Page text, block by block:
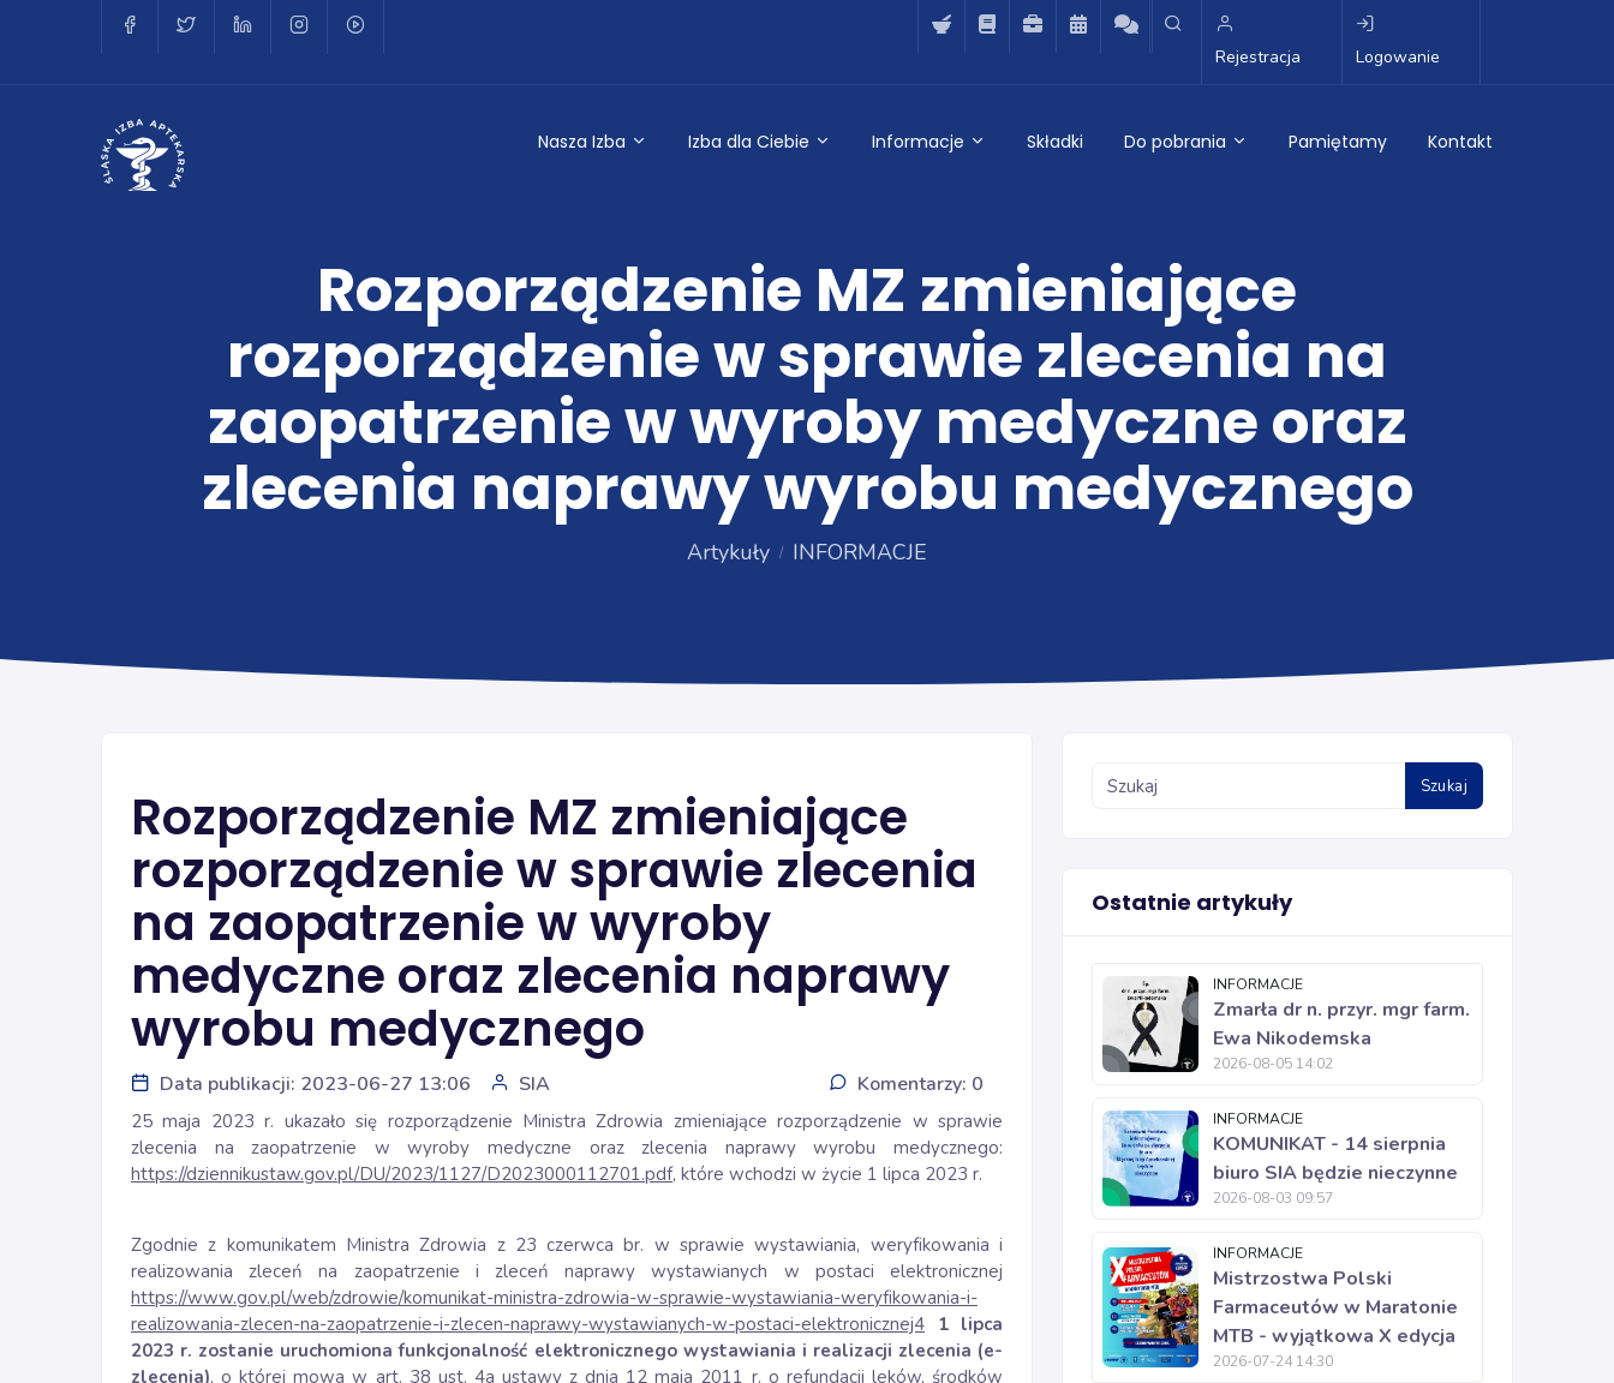
Rejestracja Logowanie
Nasza Izba Izba dla Ciebie Informacje Składki Do pobrania Pamiętamy Kontakt
Rozporządzenie MZ zmieniające
rozporządzenie w sprawie zlecenia na
zaopatrzenie w wyroby medyczne oraz
zlecenia naprawy wyrobu medycznego
Artykuły INFORMACJE
Rozporządzenie MZ zmieniające
rozporządzenie w sprawie zlecenia
na zaopatrzenie w wyroby
medyczne oraz zlecenia naprawy
wyrobu medycznego
Data publikacji: 2023-06-27 13:06 SIA Komentarzy: 0
25 maja 2023 r. ukazało się rozporządzenie Ministra Zdrowia zmieniające rozporządzenie w sprawie
zlecenia na zaopatrzenie w wyroby medyczne oraz zlecenia naprawy wyrobu medycznego:
https://dziennikustaw.gov.pl/DU/2023/1127/D2023000112701.pdf, które wchodzi w życie 1 lipca 2023 r.
Zgodnie z komunikatem Ministra Zdrowia z 23 czerwca br. w sprawie wystawiania, weryfikowania i
realizowania zleceń na zaopatrzenie i zleceń naprawy wystawianych w postaci elektronicznej
https://www.gov.pl/web/zdrowie/komunikat-ministra-zdrowia-w-sprawie-wystawiania-weryfikowania-i-
realizowania-zlecen-na-zaopatrzenie-i-zlecen-naprawy-wystawianych-w-postaci-elektronicznej4 1 lipca
2023 r. zostanie uruchomiona funkcjonalność elektronicznego wystawiania i realizacji zlecenia (e-
zlecenia), o której mowa w art. 38 ust. 4a ustawy z dnia 12 maja 2011 r. o refundacji leków, środków
Szukaj
Ostatnie artykuły
INFORMACJE
Zmarła dr n. przyr. mgr farm.
Ewa Nikodemska
2026-08-05 14:02
INFORMACJE
KOMUNIKAT - 14 sierpnia
biuro SIA będzie nieczynne
2026-08-03 09:57
INFORMACJE
Mistrzostwa Polski
Farmaceutów w Maratonie
MTB - wyjątkowa X edycja
2026-07-24 14:30